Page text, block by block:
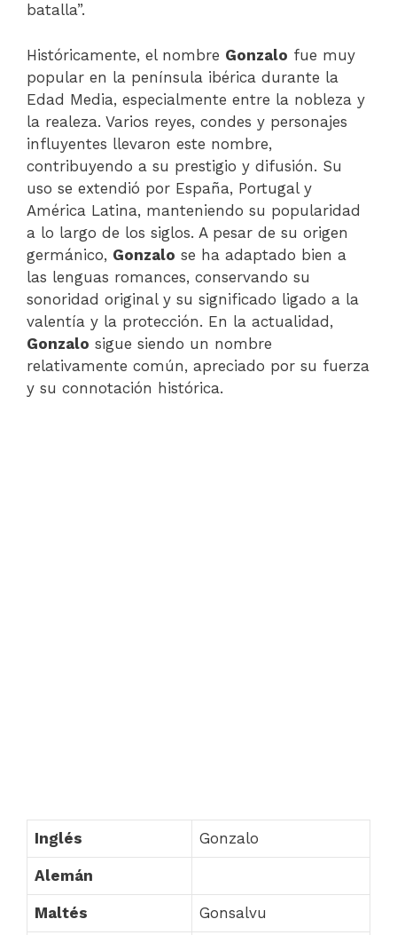
batalla”.
Históricamente, el nombre Gonzalo fue muy
popular en la península ibérica durante la
Edad Media, especialmente entre la nobleza y
la realeza. Varios reyes, condes y personajes
influyentes llevaron este nombre,
contribuyendo a su prestigio y difusión. Su
uso se extendió por España, Portugal y
América Latina, manteniendo su popularidad
a lo largo de los siglos. A pesar de su origen
germánico, Gonzalo se ha adaptado bien a
las lenguas romances, conservando su
sonoridad original y su significado ligado a la
valentía y la protección. En la actualidad,
Gonzalo sigue siendo un nombre
relativamente común, apreciado por su fuerza
y su connotación histórica.
Inglés Gonzalo
Alemán
Maltés Gonsalvu